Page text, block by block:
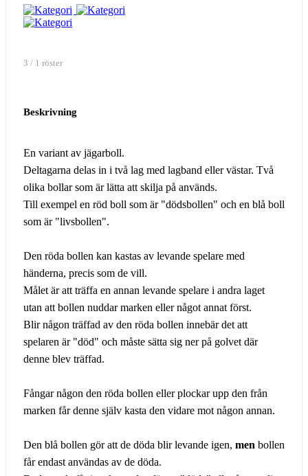
3 / 1 röster
Beskrivning
En variant av jägarboll.
Deltagarna delas in i två lag med lagband eller västar. Två
olika bollar som är lätta att skilja på används.
Till exempel en röd boll som är "dödsbollen" och en blå boll
som är "livsbollen".
Den röda bollen kan kastas av levande spelare med
händerna, precis som de vill.
Målet är att träffa en annan levande spelare i andra laget
utan att bollen nuddar marken eller något annat först.
Blir någon träffad av den röda bollen innebär det att
spelaren är "död" och måste sätta sig ner på golvet där
denne blev träffad.
Fångar någon den röda bollen eller plockar upp den från
marken får denne själv kasta den vidare mot någon annan.
Den blå bollen gör att de döda blir levande igen, men bollen
får endast användas av de döda.